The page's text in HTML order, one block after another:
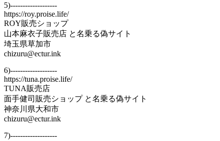
5)-------------------
https://roy.proise.life/
ROY販売ショップ
山本麻衣子販売店 と名乗る偽サイト
埼玉県草加市
chizuru@ectur.ink
6)-------------------
https://tuna.proise.life/
TUNA販売店
面手健司販売ショップ と名乗る偽サイト
神奈川県大和市
chizuru@ectur.ink
7)-------------------